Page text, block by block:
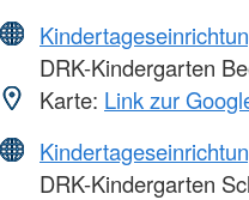
DRK-Kindergarten
Karte: Link zur
DRK-Kindergarten